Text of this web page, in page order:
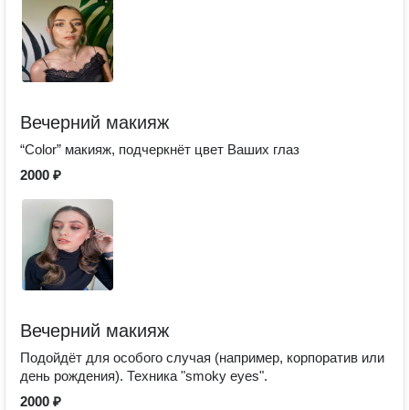
Вечерний макияж
“Color” макияж, подчеркнёт цвет Ваших глаз
2000 ₽
Вечерний макияж
Подойдёт для особого случая (например, корпоратив или
день рождения). Техника "smoky eyes".
2000 ₽